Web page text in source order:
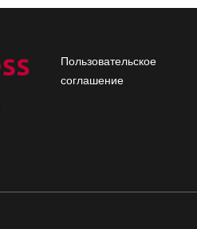
Footer menu
Пользовательское
соглашение